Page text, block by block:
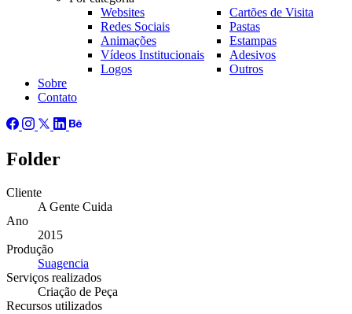
Websites
Redes Sociais
Animações
Vídeos Institucionais
Logos
Cartões de Visita
Pastas
Estampas
Adesivos
Outros
Sobre
Contato
Folder
Cliente
A Gente Cuida
Ano
2015
Produção
Suagencia
Serviços realizados
Criação de Peça
Recursos utilizados